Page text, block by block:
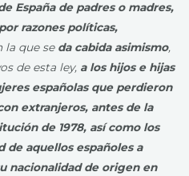
España de padres o madres,
razones políticas,
la que se da cabida asimismo,
de esta ley, a los hijos e hijas
españolas que perdieron
extranjeros, antes de la
de 1978, así como los
de aquellos españoles a
nacionalidad de origen en